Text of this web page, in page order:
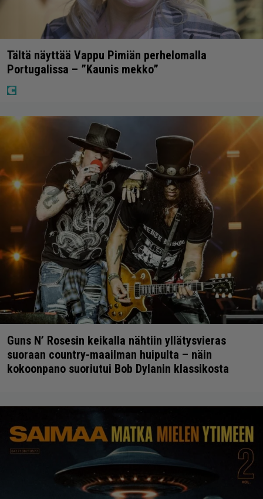
Tältä näyttää Vappu Pimiän perhelomalla
Portugalissa – ”Kaunis mekko”
Guns N’ Rosesin keikalla nähtiin yllätysvieras
suoraan country-maailman huipulta – näin
kokoonpano suoriutui Bob Dylanin klassikosta